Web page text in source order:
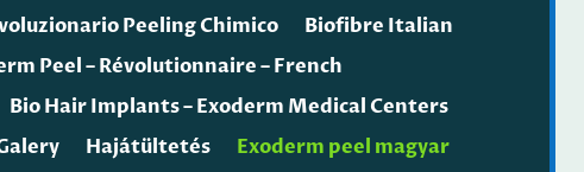
Peeling Chimico
Biofibre Italian
Peel – Révolutionnaire – French
Bio Hair Implants – Exoderm Medical Centers
Hajátültetés
Exoderm peel magyar